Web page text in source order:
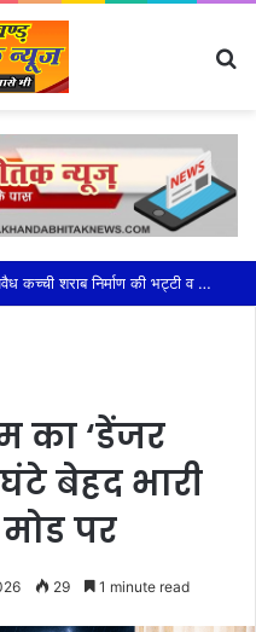
का बूथ अध्यक्ष सम्मेलन
का ‘डेंजर
बेहद भारी
पर
29 1 minute read